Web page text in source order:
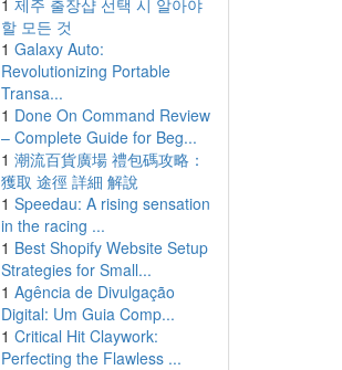
1 제주 출장샵 선택 시 알아야
할 모든 것
1 Galaxy Auto:
Revolutionizing Portable
Transa...
1 Done On Command Review
– Complete Guide for Beg...
1 潮流百貨廣場 禮包碼攻略：
獲取 途徑 詳細 解說
1 Speedau: A rising sensation
in the racing ...
1 Best Shopify Website Setup
Strategies for Small...
1 Agência de Divulgação
Digital: Um Guia Comp...
1 Critical Hit Claywork:
Perfecting the Flawless ...